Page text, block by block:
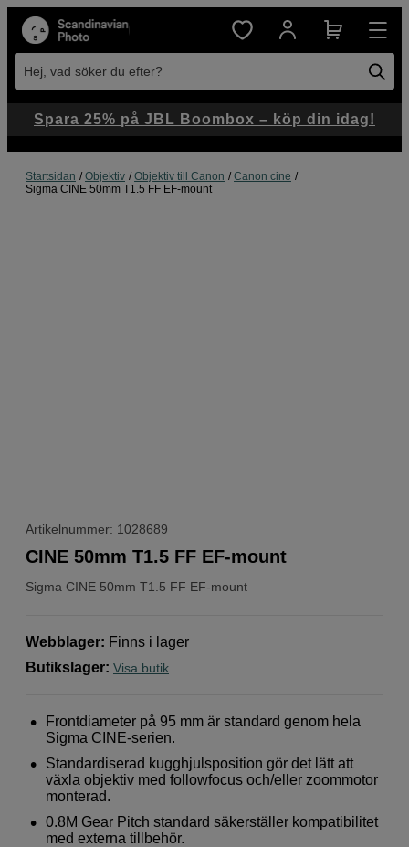
Hej, vad söker du efter?
Startsidan Objektiv Objektiv till Canon
Canon cine
Sigma CINE 50mm T1.5 FF EF-mount
Artikelnummer: 1028689
Sigma CINE 50mm T1.5 FF EF-mount
CINE 50mm T1.5 FF EF-mount
Webblager: Finns i lager
Butikslager: Visa butik
Frontdiameter på 95 mm är standard genom hela
Sigma CINE-serien.
Standardiserad kugghjulsposition gör det lätt att
växla objektiv med followfocus och/eller zoommotor
monterad.
0.8M Gear Pitch standard säkerställer kompatibilitet
med externa tillbehör.
Spara 25% på JBL Boombox – köp din idag!